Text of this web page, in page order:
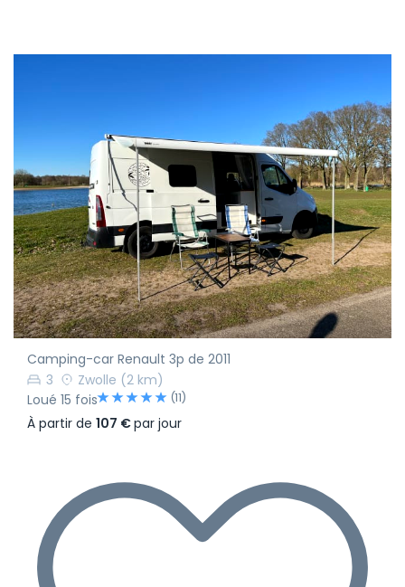
Camping-car Renault 3p de 2011
3
Zwolle (2 km)
Loué 15 fois
(11)
À partir de 107 €par jour